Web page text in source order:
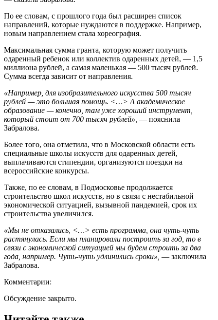
По ее словам, с прошлого года был расширен список
направлений, которые нуждаются в поддержке. Например,
новым направлением стала хореография.
Максимальная сумма гранта, которую может получить
одаренный ребенок или коллектив одаренных детей, — 1,5
миллиона рублей, а самая маленькая — 500 тысяч рублей.
Сумма всегда зависит от направления.
«Например, для изобразительного искусства 500 тысяч
рублей — это большая помощь. <…> А академическое
образование — конечно, там уже хороший инструмент,
который стоит от 700 тысяч рублей», — пояснила
Забралова.
Более того, она отметила, что в Московской области есть
специальные школы искусств для одаренных детей,
выплачиваются стипендии, организуются поездки на
всероссийские конкурсы.
Также, по ее словам, в Подмосковье продолжается
строительство школ искусств, но в связи с нестабильной
экономической ситуацией, вызывной пандемией, срок их
строительства увеличился.
«Мы не отказались, <…> есть программа, она чуть-чуть
растянулась. Если мы планировали построить за год, то в
связи с экономической ситуацией мы будем строить за два
года, например. Чуть-чуть удлинились сроки», — заключила
Забралова.
Комментарии:
Обсуждение закрыто.